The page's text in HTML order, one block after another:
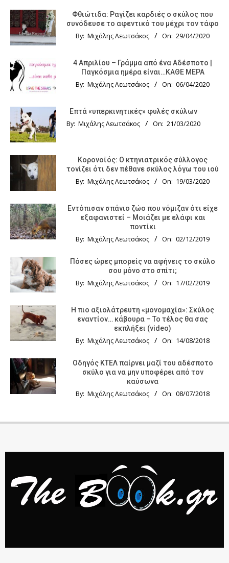
Φθιώτιδα: Ραγίζει καρδιές ο σκύλος που
συνόδευσε το αφεντικό του μέχρι τον τάφο
By: Μιχάλης Λεωτσάκος On: 29/04/2020
4 Απριλίου – Γράμμα από ένα Αδέσποτο |
Παγκόσμια ημέρα είναι…ΚΑΘΕ ΜΕΡΑ
By: Μιχάλης Λεωτσάκος On: 06/04/2020
Επτά «υπερκινητικές» φυλές σκύλων
By: Μιχάλης Λεωτσάκος On: 21/03/2020
Κορονοϊός: Ο κτηνιατρικός σύλλογος
τονίζει ότι δεν πέθανε σκύλος λόγω του ιού
By: Μιχάλης Λεωτσάκος On: 19/03/2020
Εντόπισαν σπάνιο ζώο που νόμιζαν ότι είχε
εξαφανιστεί – Μοιάζει με ελάφι και
ποντίκι
By: Μιχάλης Λεωτσάκος On: 02/12/2019
Πόσες ώρες μπορείς να αφήνεις το σκύλο
σου μόνο στο σπίτι;
By: Μιχάλης Λεωτσάκος On: 17/02/2019
Η πιο αξιολάτρευτη «μονομαχία»: Σκύλος
εναντίον… κάβουρα – Το τέλος θα σας
εκπλήξει (video)
By: Μιχάλης Λεωτσάκος On: 14/08/2018
Οδηγός KTΕΛ παίρνει μαζί του αδέσποτο
σκύλο για να μην υποφέρει από τον
καύσωνα
By: Μιχάλης Λεωτσάκος On: 08/07/2018